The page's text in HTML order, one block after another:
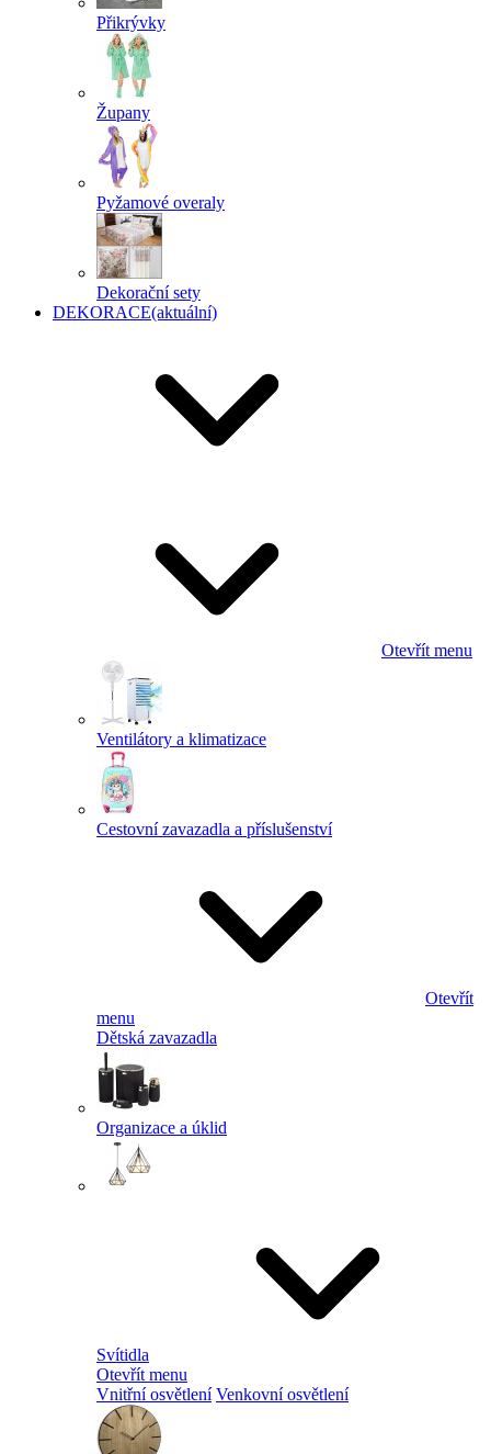
Přikrývky
Župany
Pyžamové overaly
Dekorační sety
DEKORACE(aktuální)
Otevřít menu
Ventilátory a klimatizace
Cestovní zavazadla a příslušenství
Otevřít
menu
Dětská zavazadla
Organizace a úklid
Svítidla
Otevřít menu
Vnitřní osvětlení Venkovní osvětlení